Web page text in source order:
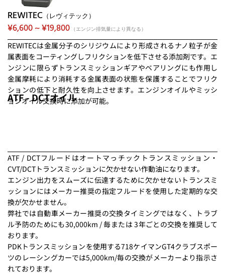
REWITEC （レヴィテック）
¥6,600 ~ ¥19,800 （エンジン排気量により異なる）
REWITECは金属分子のシリジウムにより形成されるナノ粒子が金
属表面をコーティングしフリクションを低下させる添加剤です。エ
ンジンに限らずトランスミッションギアやベアリングにも作用し
金属摩耗により消耗する金属表面の状態を保護することでフリク
ションの低下と耐久性を向上させます。エンジンオイルやミッシ
ョンオイル交換時に添加が可能。
ATF - DCTオイル
ATF / DCTフルードはオートマっチックトランスミッション・
CVT/DCTトランスミッションに欠かせない作動油になります。
エンジン出力をスムーズに伝達するために欠かせないトランスミ
ッションにはメーカー推奨の指定フルードを使用した定期的な交
換が欠かせません。
弊社では自動車メーカー推奨の交換タイミングではなく、トラブ
ル予防のためにも30,000km / 毎または 3年ごとの交換を推奨して
おります。
PDKトランスミッションを使用する718ケイマンGT4クラブスポー
ツのレーシングカーでは5,000km/毎の交換がメーカーより指示さ
れております。